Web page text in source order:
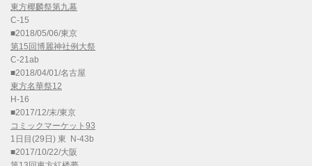
東方椰麟祭第九幕
C-15
■2018/05/06/東京
第15回博麗神社例大祭
C-21ab
■2018/04/01/名古屋
東方名華祭12
H-16
■2017/12/末/東京
コミックマーケット93
1日目(29日) 東 N-43b
■2017/10/22/大阪